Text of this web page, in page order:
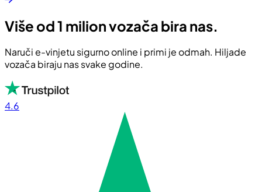
Više od 1 milion vozača bira nas.
Naruči e-vinjetu sigurno online i primi je odmah. Hiljade
vozača biraju nas svake godine.
4.6